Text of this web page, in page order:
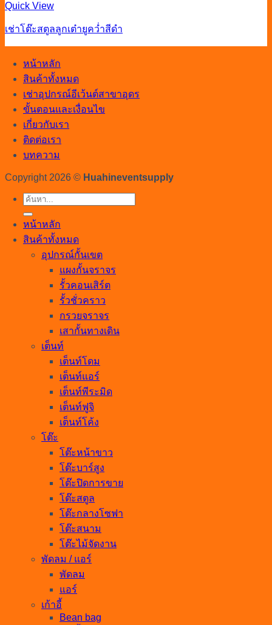
Quick View
เช่าโต๊ะสตูลลูกเต๋ายูคว่ำสีดำ
หน้าหลัก
สินค้าทั้งหมด
เช่าอุปกรณ์อีเว้นต์สาขาอุดร
ขั้นตอนและเงื่อนไข
เกี่ยวกับเรา
ติดต่อเรา
บทความ
Copyright 2026 © Huahineventsupply
ค้นหา:
หน้าหลัก
สินค้าทั้งหมด
อุปกรณ์กั้นเขต
แผงกั้นจราจร
รั้วคอนเสิร์ต
รั้วชั่วคราว
กรวยจราจร
เสากั้นทางเดิน
เต็นท์
เต็นท์โดม
เต็นท์แอร์
เต็นท์พีระมิด
เต็นท์ฟูจิ
เต็นท์โค้ง
โต๊ะ
โต๊ะหน้าขาว
โต๊ะบาร์สูง
โต๊ะปิดการขาย
โต๊ะสตูล
โต๊ะกลางโซฟา
โต๊ะสนาม
โต๊ะไม้จัดงาน
พัดลม / แอร์
พัดลม
แอร์
เก้าอี้
Bean bag